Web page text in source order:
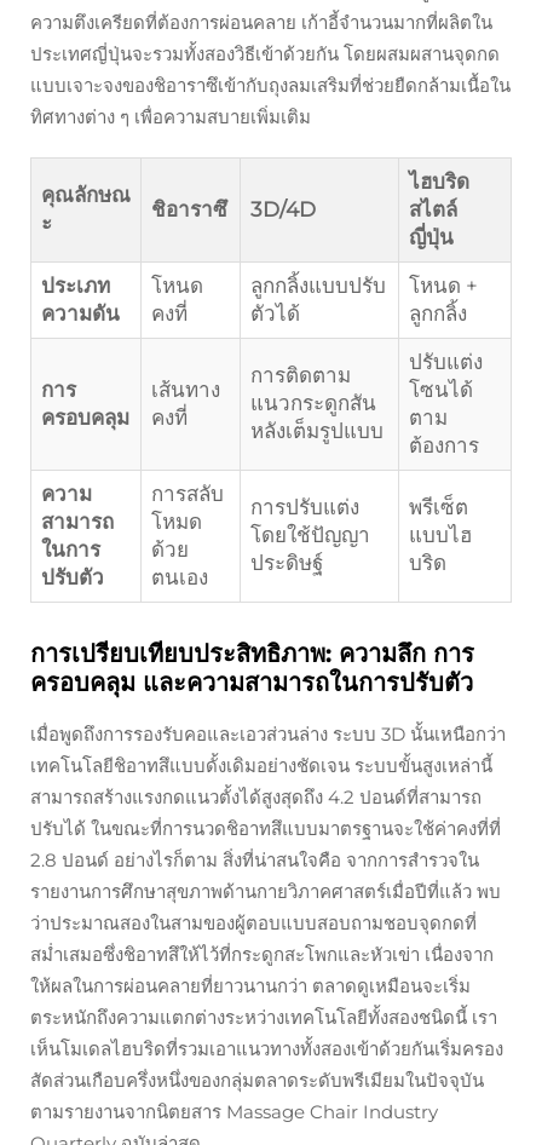
ความตึงเครียดที่ต้องการผ่อนคลาย เก้าอี้จำนวนมากที่ผลิตใน
ประเทศญี่ปุ่นจะรวมทั้งสองวิธีเข้าด้วยกัน โดยผสมผสานจุดกด
แบบเจาะจงของชิอาราซึเข้ากับถุงลมเสริมที่ช่วยยืดกล้ามเนื้อใน
ทิศทางต่าง ๆ เพื่อความสบายเพิ่มเติม
คุณลักษณ
ะ
ชิอาราซึ 3D/4D
ไฮบริด
สไตล์
ญี่ปุ่น
ประเภท
ความดัน
โหนด
คงที่
ลูกกลิ้งแบบปรับ
ตัวได้
โหนด +
ลูกกลิ้ง
การ
ครอบคลุม
เส้นทาง
คงที่
การติดตาม
แนวกระดูกสัน
หลังเต็มรูปแบบ
ปรับแต่ง
โซนได้
ตาม
ต้องการ
ความ
สามารถ
ในการ
ปรับตัว
การสลับ
โหมด
ด้วย
ตนเอง
การปรับแต่ง
โดยใช้ปัญญา
ประดิษฐ์
พรีเซ็ต
แบบไฮ
บริด
การเปรียบเทียบประสิทธิภาพ: ความลึก การ
ครอบคลุม และความสามารถในการปรับตัว
เมื่อพูดถึงการรองรับคอและเอวส่วนล่าง ระบบ 3D นั้นเหนือกว่า
เทคโนโลยีชิอาทสึแบบดั้งเดิมอย่างชัดเจน ระบบขั้นสูงเหล่านี้
สามารถสร้างแรงกดแนวตั้งได้สูงสุดถึง 4.2 ปอนด์ที่สามารถ
ปรับได้ ในขณะที่การนวดชิอาทสึแบบมาตรฐานจะใช้ค่าคงที่ที่
2.8 ปอนด์ อย่างไรก็ตาม สิ่งที่น่าสนใจคือ จากการสำรวจใน
รายงานการศึกษาสุขภาพด้านกายวิภาคศาสตร์เมื่อปีที่แล้ว พบ
ว่าประมาณสองในสามของผู้ตอบแบบสอบถามชอบจุดกดที่
สม่ำเสมอซึ่งชิอาทสึให้ไว้ที่กระดูกสะโพกและหัวเข่า เนื่องจาก
ให้ผลในการผ่อนคลายที่ยาวนานกว่า ตลาดดูเหมือนจะเริ่ม
ตระหนักถึงความแตกต่างระหว่างเทคโนโลยีทั้งสองชนิดนี้ เรา
เห็นโมเดลไฮบริดที่รวมเอาแนวทางทั้งสองเข้าด้วยกันเริ่มครอง
สัดส่วนเกือบครึ่งหนึ่งของกลุ่มตลาดระดับพรีเมียมในปัจจุบัน
ตามรายงานจากนิตยสาร Massage Chair Industry